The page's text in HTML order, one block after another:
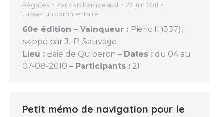
Régates Par carchambeaud
22 juin 2011
Laisser un commentaire
60e édition – Vainqueur : Pieric II (337),
skippé par J.-P. Sauvage
Lieu : Baie de Quiberon – Dates : du 04 au
07-08-2010 – Participants : 21
Petit mémo de navigation pour le